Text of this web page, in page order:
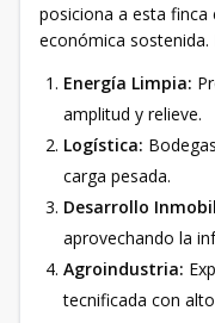
posiciona a esta finca
económica sostenida.
Energía Limpia:
amplitud y relieve.
Logística:
carga pesada.
Desarrollo
aprovechando la
Agroindustria:
tecnificada con